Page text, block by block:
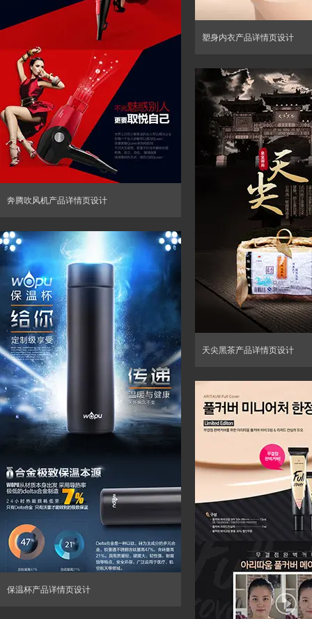
塑身内衣产品详情页设计
奔腾吹风机产品详情页设计
天尖黑茶产品详情页设计
保温杯产品详情页设计